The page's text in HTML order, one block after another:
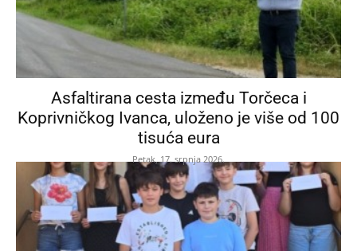
Asfaltirana cesta između Torčeca i
Koprivničkog Ivanca, uloženo je više od 100
tisuća eura
Petak, 17. srpnja 2026.